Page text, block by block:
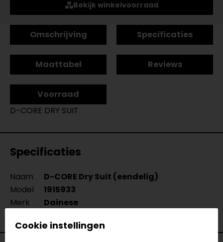
Bekijk winkelvoorraad
Omschrijving Specificaties
Maattabel Reviews
Voorraad
D-CORE DRY SUIT
Specificaties
Naam
D-CORE Dry Suit (eendelig)
Model
1915933
Merk
Dainese
Cookie instellingen